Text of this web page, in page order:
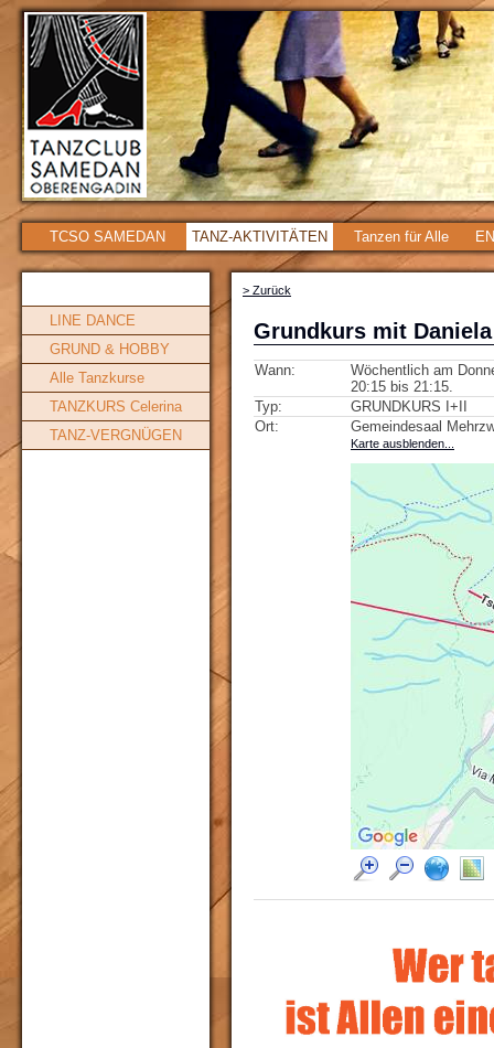
TCSO SAMEDAN TANZ-AKTIVITÄTEN Tanzen für Alle
LINE DANCE
GRUND & HOBBY
Alle Tanzkurse
TANZKURS Celerina
TANZ-VERGNÜGEN
> Zurück
Grundkurs mit
Wann:
Wöchentlich am
20:15 bis 21:15.
Typ:
GRUNDKURS I+II
Ort:
Gemeindesaal
Karte ausblenden...